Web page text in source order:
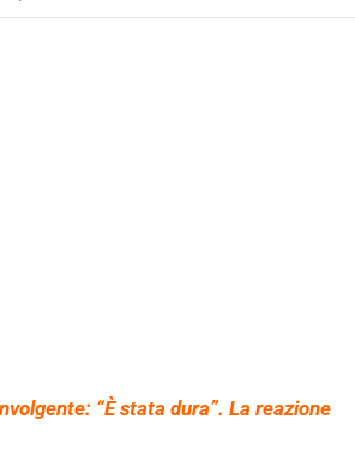
“È stata dura”. La reazione